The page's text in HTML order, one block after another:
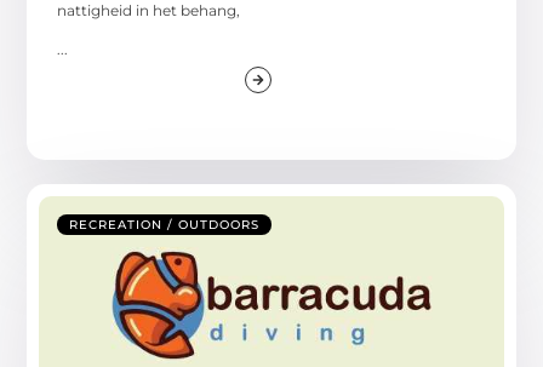
nattigheid in het behang,
...
RECREATION / OUTDOORS